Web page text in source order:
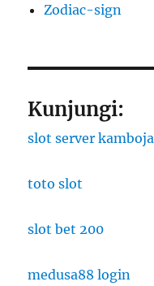
Zodiac-sign
Kunjungi:
slot server kamboja
toto slot
slot bet 200
medusa88 login